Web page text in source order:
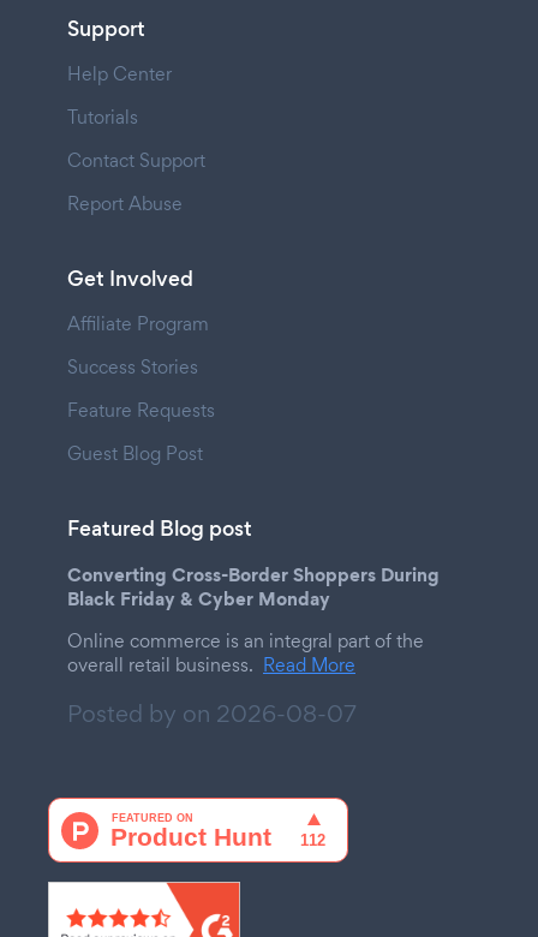
Support
Help Center
Tutorials
Contact Support
Report Abuse
Get Involved
Affiliate Program
Success Stories
Feature Requests
Guest Blog Post
Featured Blog post
Converting Cross-Border Shoppers During
Black Friday & Cyber Monday
Online commerce is an integral part of the
overall retail business. Read More
Posted by on 2026-08-07